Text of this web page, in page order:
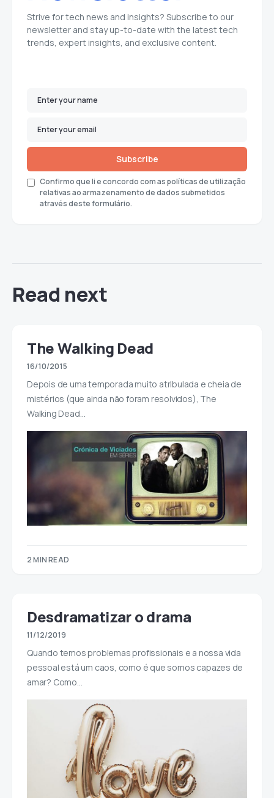
Strive for tech news and insights? Subscribe to our
newsletter and stay up-to-date with the latest tech
trends, expert insights, and exclusive content.
Subscribe
Confirmo que li e concordo com as políticas de utilização
relativas ao armazenamento de dados submetidos
através deste formulário.
Read next
The Walking Dead
16/10/2015
Depois de uma temporada muito atribulada e cheia de
mistérios (que ainda não foram resolvidos), The
Walking Dead…
2 MIN READ
Desdramatizar o drama
11/12/2019
Quando temos problemas profissionais e a nossa vida
pessoal está um caos, como é que somos capazes de
amar? Como…